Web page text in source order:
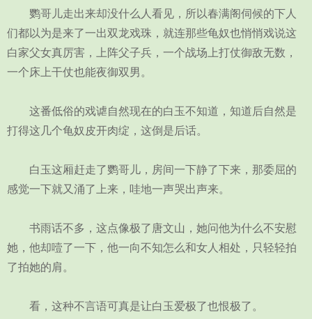
鹦哥儿走出来却没什么人看见，所以春满阁伺候的下人
们都以为是来了一出双龙戏珠，就连那些龟奴也悄悄戏说这
白家父女真厉害，上阵父子兵，一个战场上打仗御敌无数，
一个床上干仗也能夜御双男。
这番低俗的戏谑自然现在的白玉不知道，知道后自然是
打得这几个龟奴皮开肉绽，这倒是后话。
白玉这厢赶走了鹦哥儿，房间一下静了下来，那委屈的
感觉一下就又涌了上来，哇地一声哭出声来。
书雨话不多，这点像极了唐文山，她问他为什么不安慰
她，他却噎了一下，他一向不知怎么和女人相处，只轻轻拍
了拍她的肩。
看，这种不言语可真是让白玉爱极了也恨极了。